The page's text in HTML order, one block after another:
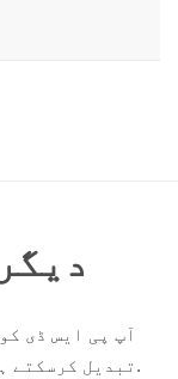
آپ پی ایس ڈی
تبدیل کرسکتے ہیں جن میں ذیل میں درج چند شامل ہیں.